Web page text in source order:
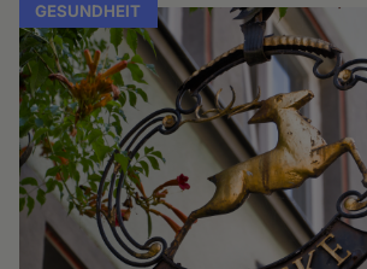
GESUNDHEIT